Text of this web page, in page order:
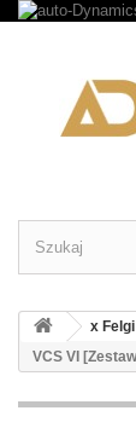
x
VCS VI